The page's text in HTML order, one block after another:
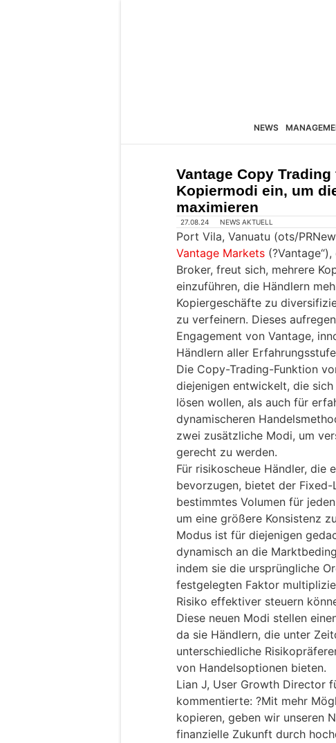
NEWS
Vantage Copy
Kopiermodi ein, um
maximieren
27.08.24 NEWS AKTUELL
Port Vila, Vanuatu (ots/
Vantage Markets
Broker, freut sich, mehrere
einzuführen, die Händlern
Kopiergeschäfte zu
zu verfeinern. Dieses
Engagement von Vantage,
Händlern aller
Die Copy-Trading-Funktion
diejenigen entwickelt, die
lösen wollen, als auch für
dynamischeren
zwei zusätzliche Modi, um
gerecht zu werden.
Für risikoscheue Händler, die
bevorzugen, bietet der
bestimmtes Volumen für
um eine größere Konsistenz
Modus ist für diejenigen
dynamisch an die
indem sie die ursprüngliche
festgelegten Faktor
Risiko effektiver steuern
Diese neuen Modi stellen
da sie Händlern, die unter
unterschiedliche
von Handelsoptionen bieten.
Lian J, User Growth Director
kommentierte: ?Mit mehr
kopieren, geben wir unseren
finanzielle Zukunft durch